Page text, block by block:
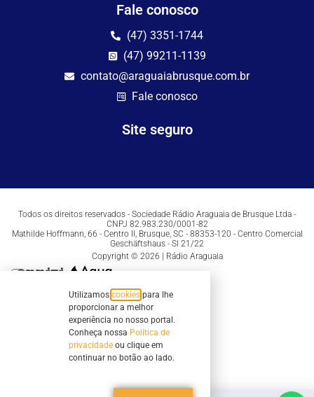
Fale conosco
(47) 3351-1744
(47) 99211-1139
contato@araguaiabrusque.com.br
Fale conosco
Site seguro
Todos os direitos reservados - Sociedade Rádio Araguaia de Brusque Ltda -
CNPJ 82.983.230/0001-82
Mathilde Hoffmann, 66 - Centro II, Brusque, SC - 88353-120 - Centro Comercial
Geschäftshaus - Sl 21/22
Copyright © 2026 | Rádio Araguaia
Utilizamos cookies para lhe
proporcionar a melhor
experiência no nosso portal.
Conheça nossa Política de
privacidade ou clique em
continuar no botão ao lado.